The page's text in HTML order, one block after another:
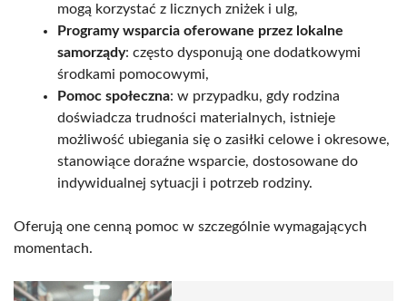
mogą korzystać z licznych zniżek i ulg,
Programy wsparcia oferowane przez lokalne
samorządy: często dysponują one dodatkowymi
środkami pomocowymi,
Pomoc społeczna: w przypadku, gdy rodzina
doświadcza trudności materialnych, istnieje
możliwość ubiegania się o zasiłki celowe i okresowe,
stanowiące doraźne wsparcie, dostosowane do
indywidualnej sytuacji i potrzeb rodziny.
Oferują one cenną pomoc w szczególnie wymagających
momentach.